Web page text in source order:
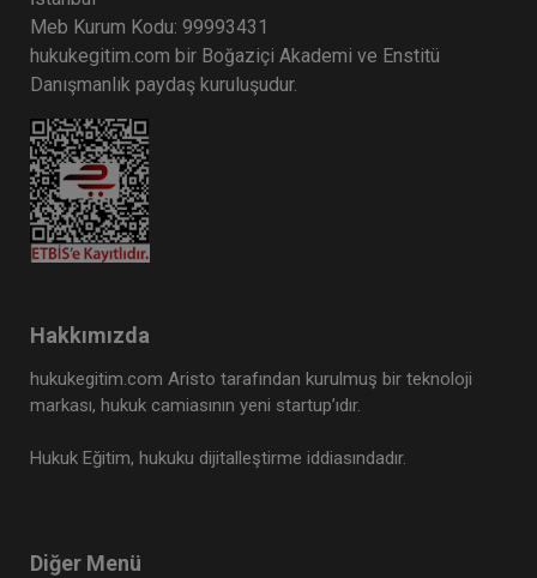
Sertifika Tekrar İzle
VI. İŞ HUKUKU KONGRESİ (Erken Kayıt İndirimli)
1000 TL
Meb Kurum Kodu: 99993431
hukukegitim.com bir Boğaziçi Akademi ve Enstitü
Danışmanlık paydaş kuruluşudur.
Hakkımızda
hukukegitim.com Aristo tarafından kurulmuş bir teknoloji
markası, hukuk camiasının yeni startup’ıdır.
Hukuk Eğitim, hukuku dijitalleştirme iddiasındadır.
Diğer Menü